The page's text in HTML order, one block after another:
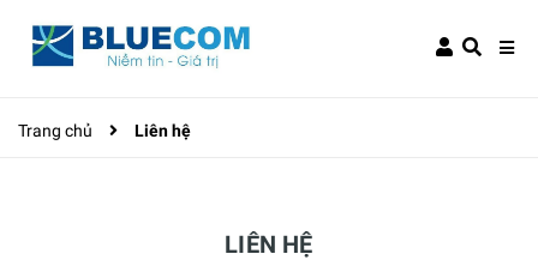
Trang chủ Liên hệ
LIÊN HỆ